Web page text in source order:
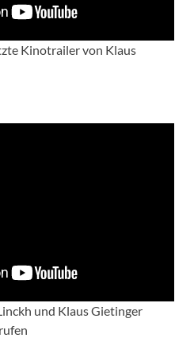
Kinotrailer von Klaus
und Klaus Gietinger